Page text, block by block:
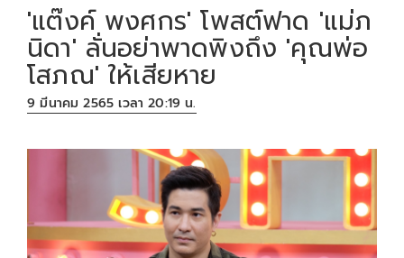
'แต๊งค์ พงศกร' โพสต์ฟาด 'แม่ภ
นิดา' ลั่นอย่าพาดพิงถึง 'คุณพ่อ
โสภณ' ให้เสียหาย
9 มีนาคม 2565 เวลา 20:19 น.